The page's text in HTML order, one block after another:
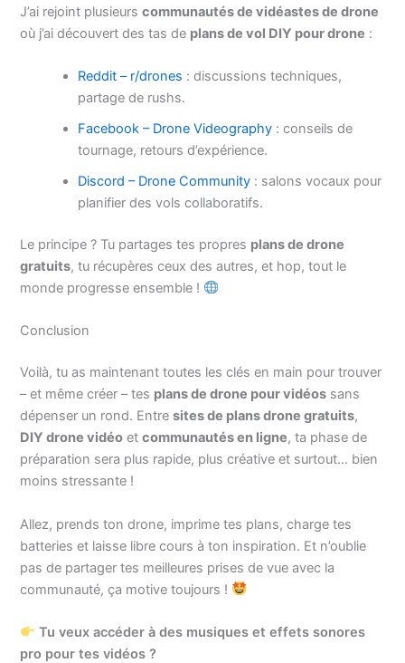
J’ai rejoint plusieurscommunautés de vidéastes de drone
où j’ai découvert des tas de plans de vol DIY pour drone :
Reddit – r/drones : discussions techniques,
partage de rushs.
Facebook – Drone Videography : conseils de
tournage, retours d’expérience.
Discord – Drone Community : salons vocaux pour
planifier des vols collaboratifs.
Le principe ? Tu partages tes propres plans de drone
gratuits, tu récupères ceux des autres, et hop, tout le
monde progresse ensemble !
Conclusion
Voilà, tu as maintenant toutes les clés en main pour trouver
– et même créer – tes plans de drone pour vidéos sans
dépenser un rond. Entresites de plans drone gratuits,
DIY drone vidéo etcommunautés en ligne, ta phase de
préparation sera plus rapide, plus créative et surtout… bien
moins stressante !
Allez, prends ton drone, imprime tes plans, charge tes
batteries et laisse libre cours à ton inspiration. Et n’oublie
pas de partager tes meilleures prises de vue avec la
communauté, ça motive toujours !
Tu veux accéder à des musiques et effets sonores
pro pour tes vidéos ?